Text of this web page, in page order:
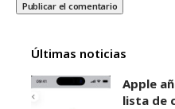
Últimas noticias
Apple
lista de